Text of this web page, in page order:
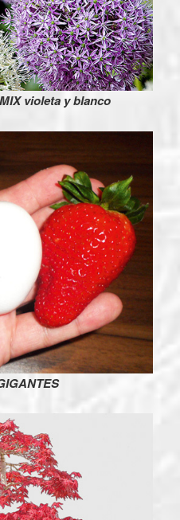
violeta y blanco